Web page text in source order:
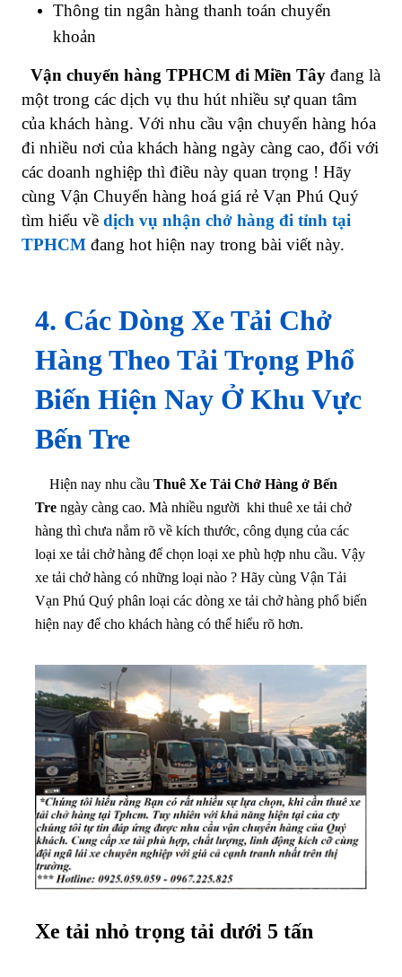
Thông tin ngân hàng thanh toán chuyển
khoản
Vận chuyển hàng TPHCM đi Miền Tây đang là
một trong các dịch vụ thu hút nhiều sự quan tâm
của khách hàng. Với nhu cầu vận chuyển hàng hóa
đi nhiều nơi của khách hàng ngày càng cao, đối với
các doanh nghiệp thì điều này quan trọng ! Hãy
cùng Vận Chuyển hàng hoá giá rẻ Vạn Phú Quý
tìm hiểu về dịch vụ nhận chở hàng đi tỉnh tại
TPHCM đang hot hiện nay trong bài viết này.
4. Các Dòng Xe Tải Chở
Hàng Theo Tải Trọng Phổ
Biến Hiện Nay Ở Khu Vực
Bến Tre
Hiện nay nhu cầu Thuê Xe Tải Chở Hàng ở Bến
Tre ngày càng cao. Mà nhiều người khi thuê xe tải chở
hàng thì chưa nắm rõ về kích thước, công dụng của các
loại xe tải chở hàng để chọn loại xe phù hợp nhu cầu. Vậy
xe tải chở hàng có những loại nào ? Hãy cùng Vận Tải
Vạn Phú Quý phân loại các dòng xe tải chở hàng phổ biến
hiện nay để cho khách hàng có thể hiểu rõ hơn.
Xe tải nhỏ trọng tải dưới 5 tấn